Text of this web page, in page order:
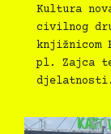
Kultura
civilnog
knjižnicom
pl. Zajca te
djelatnosti.